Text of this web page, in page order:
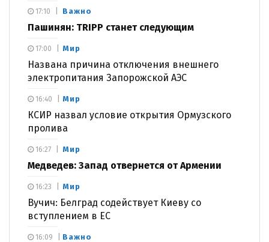
Важно
Пашинян: TRIPP станет следующим
17:10
Мир
Названа причина отключения внешнего
электропитания Запорожской АЭС
17:00
Мир
КСИР назвал условие открытия Ормузского
пролива
16:40
Мир
Медведев: Запад отвернется от Армении
16:27
Мир
Вучич: Белград содействует Киеву со
вступлением в ЕС
16:23
Важно
16:09